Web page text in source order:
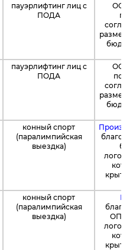
пауэрлифтинг лиц с
ПОДА
ООО
пауэрлифтинг лиц с
ПОДА
ООО
конный спорт
(паралимпийская
выездка)
конный спорт
(паралимпийская
выездка)
РГ